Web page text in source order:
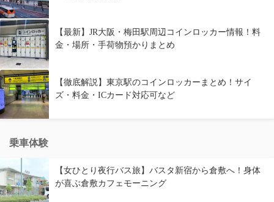
【最新】JR大阪・梅田駅周辺コインロッカー情報！料
金・場所・手荷物預かりまとめ
【徹底解説】東京駅のコインロッカーまとめ！サイ
ズ・料金・ICカード対応可など
乗車体験
【女ひとり夜行バス旅】バスタ新宿から倉敷へ！身体
が喜ぶ倉敷カフェモーニング